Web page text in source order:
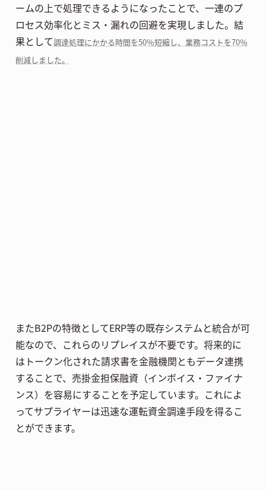
ームの上で処理できるようになったことで、一連のプ
ロセス効率化とミス・漏れの回避を実現しました。結
果として調達処理にかかる時間を50％短縮し、業務コストを70％
削減しました。
またB2Pの特徴としてERP等の既存システムと統合が可
能なので、これらのリプレイスが不要です。将来的に
はトークン化された請求書を金融機関ともデータ連携
することで、売掛金担保融資（インボイス・ファイナ
ンス）を容易にすることを予定しています。これによ
ってサプライヤーは迅速な運転資金調達手段を得るこ
とができます。